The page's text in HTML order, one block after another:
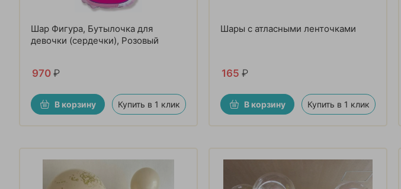
Шар Фигура, Бутылочка для
девочки (сердечки), Розовый
970 ₽
В корзину Купить в 1 клик
Шары с атласными ленточками
165 ₽
В корзину Купить в 1 клик